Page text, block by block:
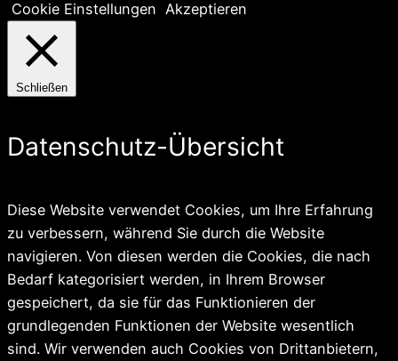
Cookie Einstellungen Akzeptieren
Schließen
Datenschutz-Übersicht
Diese Website verwendet Cookies, um Ihre Erfahrung
zu verbessern, während Sie durch die Website
navigieren. Von diesen werden die Cookies, die nach
Bedarf kategorisiert werden, in Ihrem Browser
gespeichert, da sie für das Funktionieren der
grundlegenden Funktionen der Website wesentlich
sind. Wir verwenden auch Cookies von Drittanbietern,